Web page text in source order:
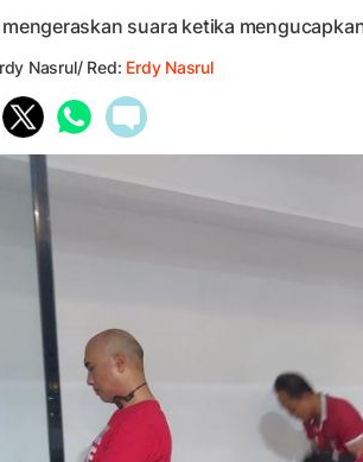
mengeraskan suara ketika
Nasrul/ Red: Erdy Nasrul